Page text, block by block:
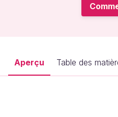
Aperçu Table des